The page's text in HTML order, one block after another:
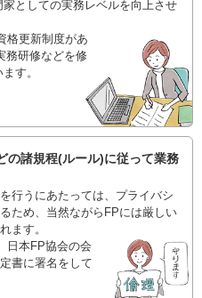
としての実務レベルを向上させ
格更新制度があ
務研修などを修
す。
の諸規程(ルール)に従って業務
行うにあたっては、プライバシ
ため、当然ながらFPには厳しい
ます。
日本FP協会の会
書に署名をして